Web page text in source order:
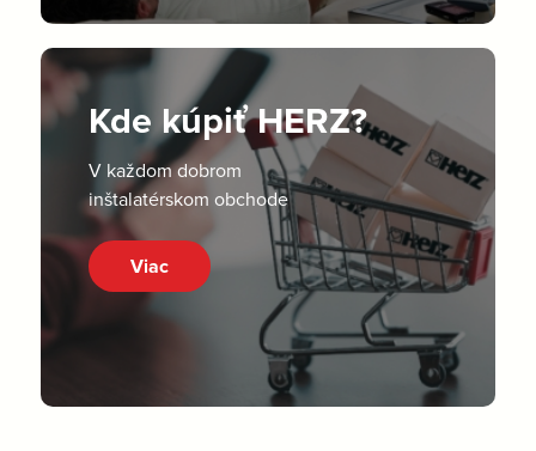
Kde kúpiť HERZ?
V každom dobrom
inštalatérskom obchode
Viac